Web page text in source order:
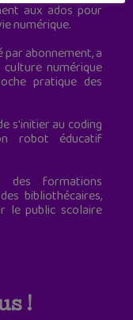
aux ados pour
numérique.
par abonnement, a
numérique
pratique des
s'initier au coding
robot éducatif
des formations
bibliothécaires,
le public scolaire
!